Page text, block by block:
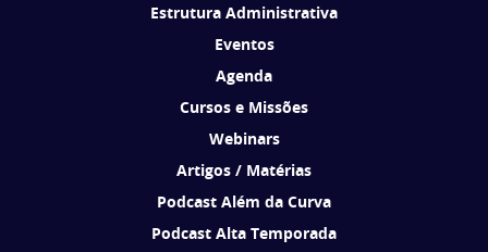
Estrutura Administrativa
Eventos
Agenda
Cursos e Missões
Webinars
Artigos / Matérias
Podcast Além da Curva
Podcast Alta Temporada